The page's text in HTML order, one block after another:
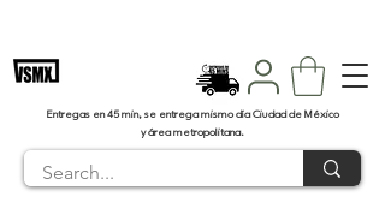
Entregas en 45 min, se entrega mismo día Ciudad de México
y área metropolitana.